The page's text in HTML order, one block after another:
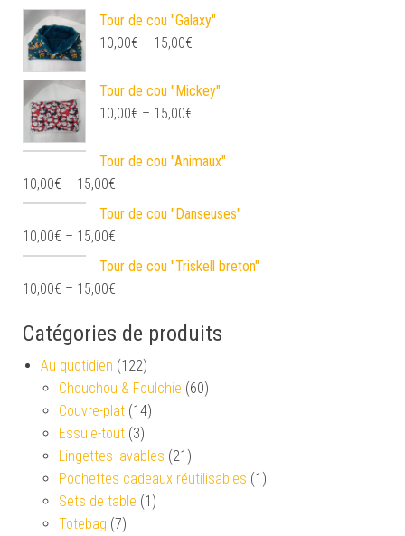
Tour de cou "Galaxy"
10,00€ – 15,00€
Tour de cou "Mickey"
10,00€ – 15,00€
Tour de cou "Animaux"
10,00€ – 15,00€
Tour de cou "Danseuses"
10,00€ – 15,00€
Tour de cou "Triskell breton"
10,00€ – 15,00€
Catégories de produits
Au quotidien (122)
Chouchou & Foulchie (60)
Couvre-plat (14)
Essuie-tout (3)
Lingettes lavables (21)
Pochettes cadeaux réutilisables (1)
Sets de table (1)
Totebag (7)